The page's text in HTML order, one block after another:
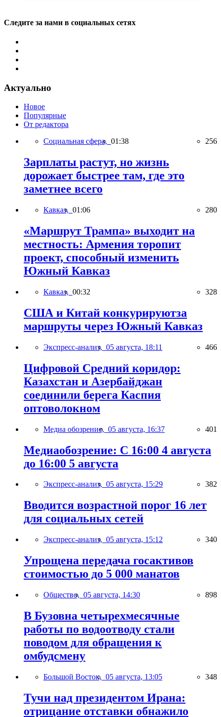
Следите за нами в социальных сетях
Актуально
Новое
Популярные
От редактора
Социальная сфера, 01:38 256
Зарплаты растут, но жизнь
дорожает быстрее там, где это
заметнее всего
Кавказ, 01:06 280
«Маршрут Трампа» выходит на
местность: Армения торопит
проект, способный изменить
Южный Кавказ
Кавказ, 00:32 328
США и Китай конкурируютза
маршруты через Южный Кавказ
Экспресс-анализ, 05 августа, 18:11 466
Цифровой Средний коридор:
Казахстан и Азербайджан
соединили берега Каспия
оптоволокном
Медиа обозрение, 05 августа, 16:37 401
Медиаобозрение: С 16:00 4 августа
до 16:00 5 августа
Экспресс-анализ, 05 августа, 15:29 382
Вводится возрастной порог 16 лет
для социальных сетей
Экспресс-анализ, 05 августа, 15:12 340
Упрощена передача госактивов
стоимостью до 5 000 манатов
Общество, 05 августа, 14:30 898
В Бузовна четырехмесячные
работы по водоотводу стали
поводом для обращения к
омбудсмену
Большой Восток, 05 августа, 13:05 348
Тучи над президентом Ирана:
отрицание отставки обнажило